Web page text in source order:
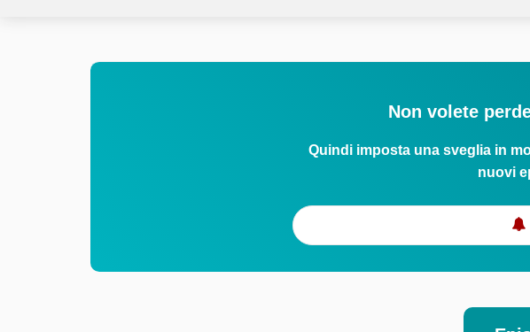
Non volete
Quindi imposta una sveglia in
nuovi